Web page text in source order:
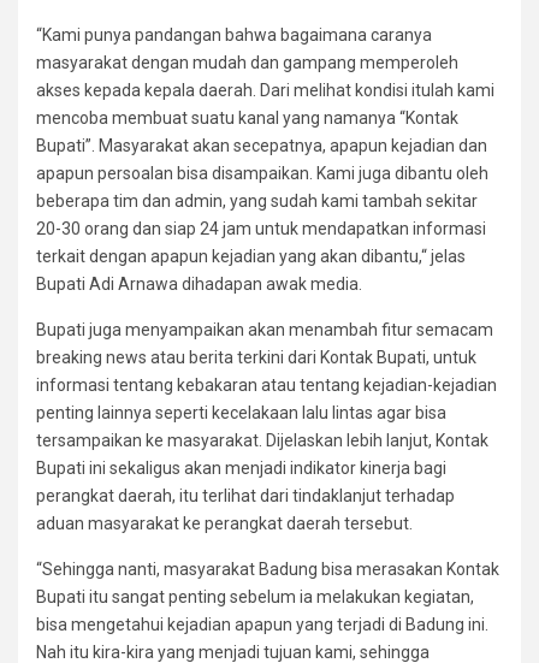
“Kami punya pandangan bahwa bagaimana caranya
masyarakat dengan mudah dan gampang memperoleh
akses kepada kepala daerah. Dari melihat kondisi itulah kami
mencoba membuat suatu kanal yang namanya “Kontak
Bupati”. Masyarakat akan secepatnya, apapun kejadian dan
apapun persoalan bisa disampaikan. Kami juga dibantu oleh
beberapa tim dan admin, yang sudah kami tambah sekitar
20-30 orang dan siap 24 jam untuk mendapatkan informasi
terkait dengan apapun kejadian yang akan dibantu,“ jelas
Bupati Adi Arnawa dihadapan awak media.
Bupati juga menyampaikan akan menambah fitur semacam
breaking news atau berita terkini dari Kontak Bupati, untuk
informasi tentang kebakaran atau tentang kejadian-kejadian
penting lainnya seperti kecelakaan lalu lintas agar bisa
tersampaikan ke masyarakat. Dijelaskan lebih lanjut, Kontak
Bupati ini sekaligus akan menjadi indikator kinerja bagi
perangkat daerah, itu terlihat dari tindaklanjut terhadap
aduan masyarakat ke perangkat daerah tersebut.
“Sehingga nanti, masyarakat Badung bisa merasakan Kontak
Bupati itu sangat penting sebelum ia melakukan kegiatan,
bisa mengetahui kejadian apapun yang terjadi di Badung ini.
Nah itu kira-kira yang menjadi tujuan kami, sehingga